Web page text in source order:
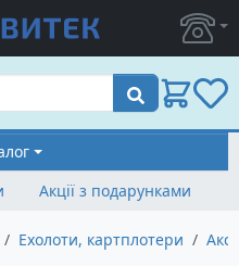
Пошук
Акції з подарунками
Ехолоти, картплотери